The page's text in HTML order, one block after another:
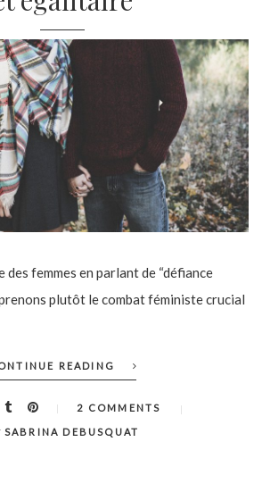
des femmes en parlant de “défiance
plutôt le combat féministe crucial
READING
2 COMMENTS
SABRINA DEBUSQUAT